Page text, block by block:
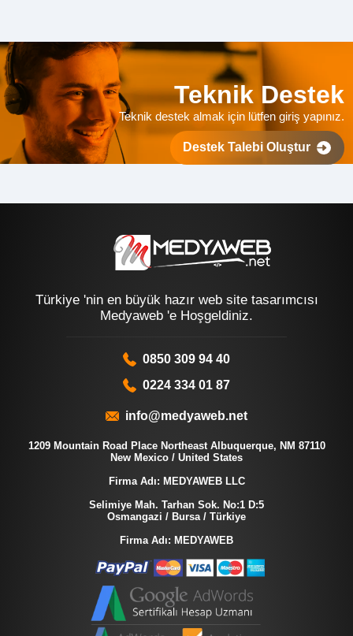
Teknik Destek
Teknik destek almak için lütfen giriş yapınız.
Destek Talebi Oluştur
Türkiye 'nin en büyük hazır web site tasarımcısı
Medyaweb 'e Hoşgeldiniz.
0850 309 94 40
0224 334 01 87
info@medyaweb.net
1209 Mountain Road Place Northeast Albuquerque, NM 87110
New Mexico / United States
Firma Adı: MEDYAWEB LLC
Selimiye Mah. Tarhan Sok. No:1 D:5
Osmangazi / Bursa / Türkiye
Firma Adı: MEDYAWEB